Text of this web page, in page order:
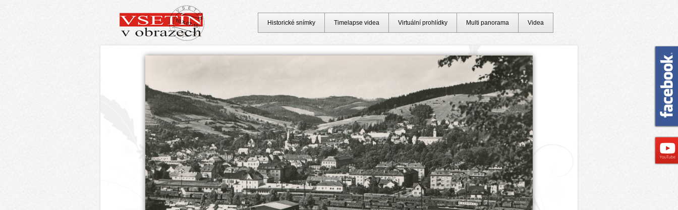
Historické snímky Timelapse videa Virtuální prohlídky Multi panorama Videa